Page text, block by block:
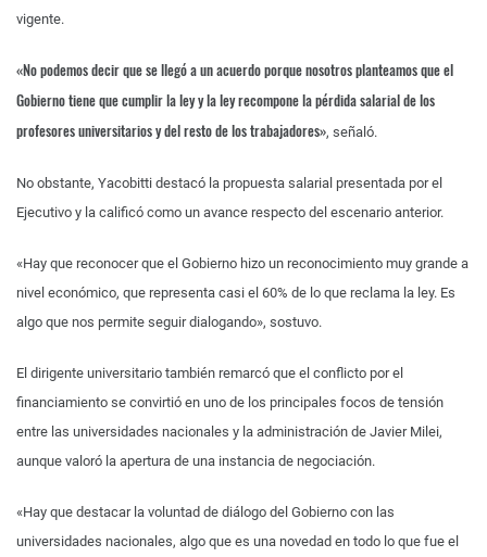
vigente.
«No podemos decir que se llegó a un acuerdo porque nosotros planteamos que el
Gobierno tiene que cumplir la ley y la ley recompone la pérdida salarial de los
profesores universitarios y del resto de los trabajadores», señaló.
No obstante, Yacobitti destacó la propuesta salarial presentada por el
Ejecutivo y la calificó como un avance respecto del escenario anterior.
«Hay que reconocer que el Gobierno hizo un reconocimiento muy grande a
nivel económico, que representa casi el 60% de lo que reclama la ley. Es
algo que nos permite seguir dialogando», sostuvo.
El dirigente universitario también remarcó que el conflicto por el
financiamiento se convirtió en uno de los principales focos de tensión
entre las universidades nacionales y la administración de Javier Milei,
aunque valoró la apertura de una instancia de negociación.
«Hay que destacar la voluntad de diálogo del Gobierno con las
universidades nacionales, algo que es una novedad en todo lo que fue el